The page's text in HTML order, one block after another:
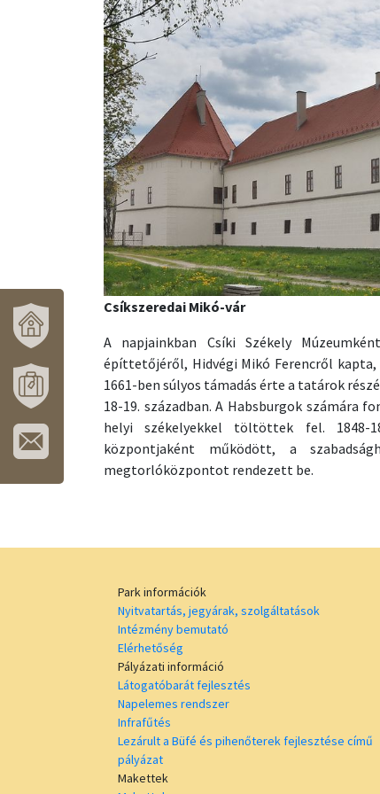
VÁROSUNK
ÉS
TÉRSÉGÜNK
MÓRAHALOM
TURISZTIKA
IRATKOZZON
Csíkszeredai Mikó-vár
A napjainkban Csíki Székely
építtetőjéről, Hidvégi Mikó Ferencről
1661-ben súlyos támadás érte a tatárok
18-19. században. A Habsburgok
helyi székelyekkel töltöttek fel. 1848-
központjaként működött, a
megtorlóközpontot rendezett be.
Park információk
Nyitvatartás, jegyárak, szolgáltatások
Intézmény bemutató
Elérhetőség
Pályázati információ
Látogatóbarát fejlesztés
Napelemes rendszer
Infrafűtés
Lezárult a Büfé és pihenőterek fejlesztése című
pályázat
Makettek